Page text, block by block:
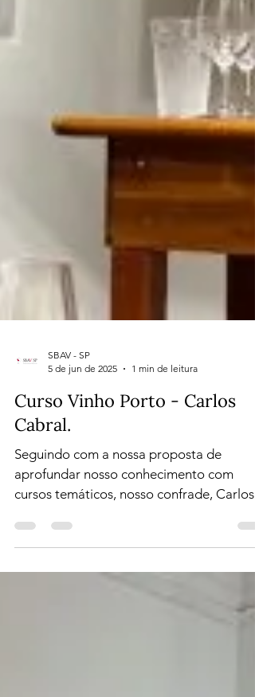
5 de jun de 2025
1 min de leitura
Curso Vinho Porto - Carlos
Cabral.
Seguindo com a nossa proposta de
cursos temáticos, nosso confrade, Carlos
Cabral, dividiu memórias e...